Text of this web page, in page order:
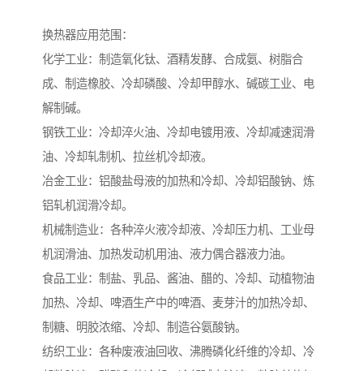
换热器应用范围：
化学工业：制造氧化钛、酒精发酵、合成氨、树脂合
成、制造橡胶、冷却磷酸、冷却甲醇水、碱碳工业、电
解制碱。
钢铁工业：冷却淬火油、冷却电镀用液、冷却减速润滑
油、冷却轧制机、拉丝机冷却液。
冶金工业：铝酸盐母液的加热和冷却、冷却铝酸钠、炼
铝轧机润滑冷却。
机械制造业：各种淬火液冷却液、冷却压力机、工业母
机润滑油、加热发动机用油、液力偶合器液力油。
食品工业：制盐、乳品、酱油、醋的、冷却、动植物油
加热、冷却、啤酒生产中的啤酒、麦芽汁的加热冷却、
制糖、明胶浓缩、冷却、制造谷氨酸钠。
纺织工业：各种废液油回收、沸腾磷化纤维的冷却、冷